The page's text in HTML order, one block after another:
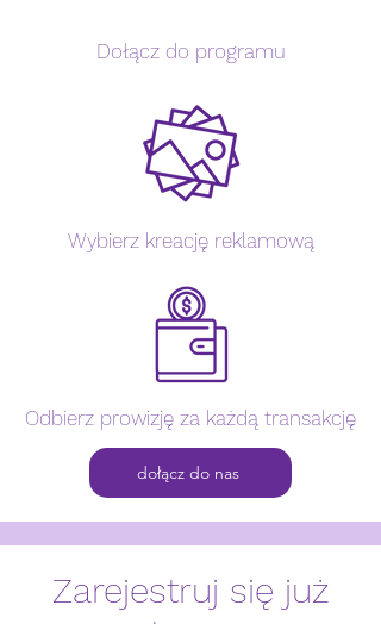
Dołącz do programu
Wybierz kreację reklamową
Odbierz prowizję za każdą transakcję
dołącz do nas
Zarejestruj się już